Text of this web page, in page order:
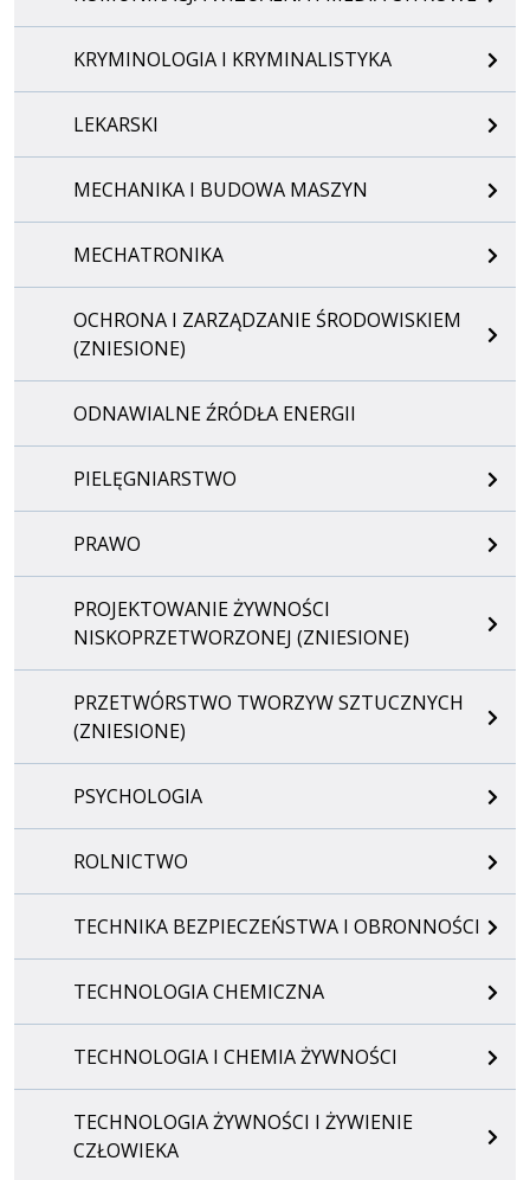
KRYMINOLOGIA I KRYMINALISTYKA
LEKARSKI
MECHANIKA I BUDOWA MASZYN
MECHATRONIKA
OCHRONA I ZARZĄDZANIE ŚRODOWISKIEM
(ZNIESIONE)
ODNAWIALNE ŹRÓDŁA ENERGII
PIELĘGNIARSTWO
PRAWO
PROJEKTOWANIE ŻYWNOŚCI
NISKOPRZETWORZONEJ (ZNIESIONE)
PRZETWÓRSTWO TWORZYW SZTUCZNYCH
(ZNIESIONE)
PSYCHOLOGIA
ROLNICTWO
TECHNIKA BEZPIECZEŃSTWA I OBRONNOŚCI
TECHNOLOGIA CHEMICZNA
TECHNOLOGIA I CHEMIA ŻYWNOŚCI
TECHNOLOGIA ŻYWNOŚCI I ŻYWIENIE
CZŁOWIEKA